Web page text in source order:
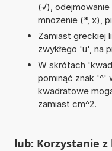
(√), odejmowanie
mnożenie (*, x),
Zamiast greckiej
zwykłego 'u', na
W skrótach
pominąć znak '^'
kwadratowe
zamiast cm^2.
lub: Korzystanie